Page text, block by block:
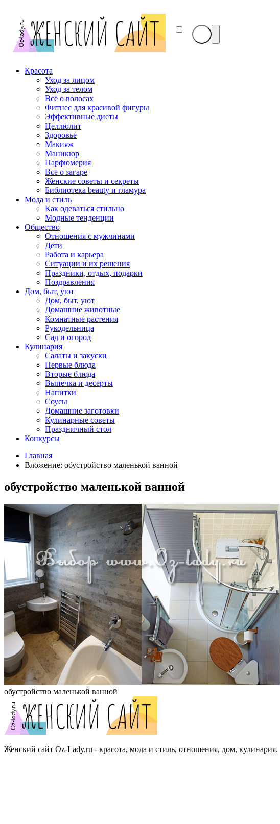
Красота
Уход за лицом
Уход за телом
Все о волосах
Фитнес для красивой фигуры
Эффективные диеты
Целлюлит
Здоровье
Макияж
Маникюр
Парфюмерия
Все о загаре
Женские советы и секреты
Библиотека beauty и гламура
Мода и стиль
Как одеваться стильно
Модные тенденции
Общество
Отношения с мужчинами
Дети
Работа и карьера
Ситуации и их решения
Праздники, отдых, подарки
Поздравления
Дом, быт, уют
Дом, быт, уют
Домашние животные
Комнатные растения
Рукодельница
Сад и огород
Кулинария
Салаты и закуски
Первые блюда
Вторые блюда
Выпечка и десерты
Напитки
Соусы
Домашние заготовки
Кулинарные советы
Праздничный стол
Конкурсы
Главная
Вложение: обустройство маленькой ванной
обустройство маленькой ванной
обустройство маленькой ванной
Женский сайт Oz-Lady.ru - красота, мода и стиль, отношения, дом, кулинария.